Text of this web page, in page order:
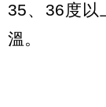
35、36度以
溫。